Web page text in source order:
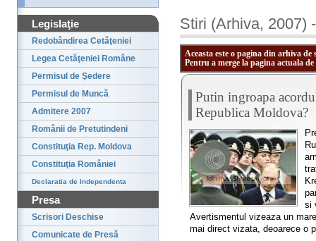
Legislaţie
Redobândirea Cetăţeniei
Legea Cetăţeniei Române
Permisul de Şedere
Permisul de Muncă
Admitere 2007
Românii de Pretutindeni
Constituţia Rep. Moldova
Constituţia României
Declaratia de Independenta
Presa
Scrisori Deschise
Comunicate de Presă
Stiri (Arhiva, 2007)
Aceasta este o pagina din arhiva
Pentru a merge la pagina actuala
Putin ingroapa
Republica Moldova?
si
Avertismentul vizeaza un
mai direct vizata, deoarece o